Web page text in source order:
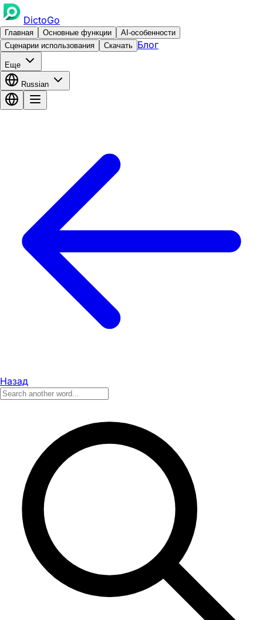
DictoGo
Главная Основные функции
AI-особенности
Сценарии использования
Скачать Блог
Еще
Russian
Назад